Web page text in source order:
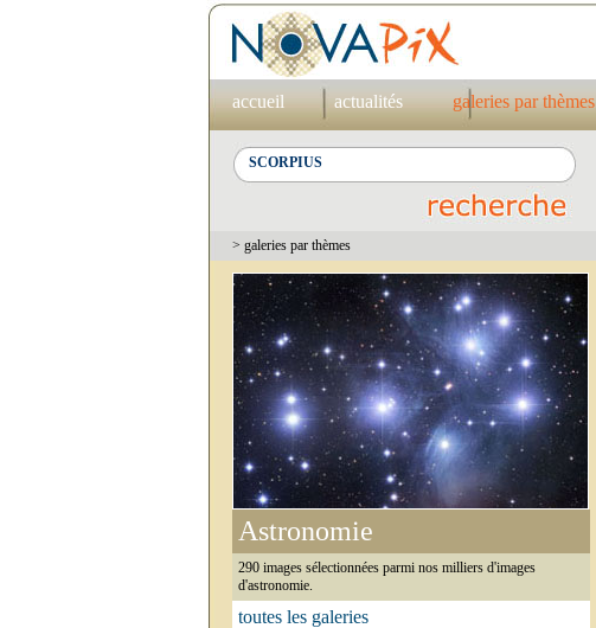
accueil actualités galeries par thèmes
> galeries par thèmes
Astronomie
290 images sélectionnées parmi nos milliers d'images
d'astronomie.
toutes les galeries